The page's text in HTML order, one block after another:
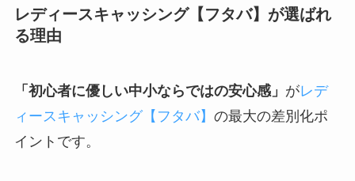
レディースキャッシング【フタバ】が選ばれ
る理由
「初心者に優しい中小ならではの安心感」 がレデ
ィースキャッシング【フタバ】 の最大の差別化ポ
イントです。